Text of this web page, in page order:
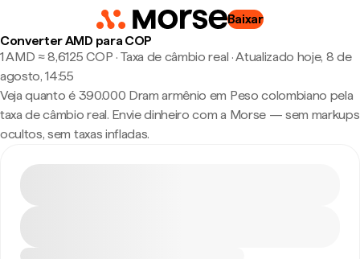
Baixar
Converter AMD para COP
1 AMD ≈ 8,6125 COP · Taxa de câmbio real ·Atualizado hoje, 8 de
agosto, 14:55
Veja quanto é 390.000 Dram armênio em Peso colombiano pela
taxa de câmbio real. Envie dinheiro com a Morse — sem markups
ocultos, sem taxas infladas.